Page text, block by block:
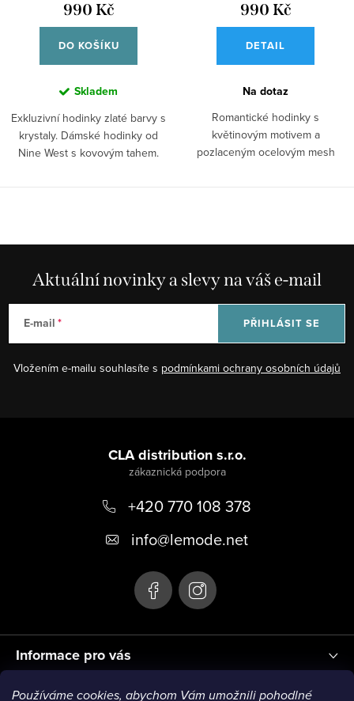
Používáme cookies, abychom Vám umožnili pohodlné
990 Kč
DO KOŠÍKU
Skladem
Exkluzivní hodinky zlaté barvy s
krystaly. Dámské hodinky od
Nine West s kovovým tahem.
990 Kč
DETAIL
Na dotaz
Romantické hodinky s
květinovým motivem a
pozlaceným ocelovým mesh
Aktuální novinky a slevy na váš e-mail
E-mail
Vložením e-mailu souhlasíte s podmínkami ochrany osobních údajů
PŘIHLÁSIT SE
Informace pro vás
CLA distribution s.r.o.
+420 770 108 378
info@lemode.net